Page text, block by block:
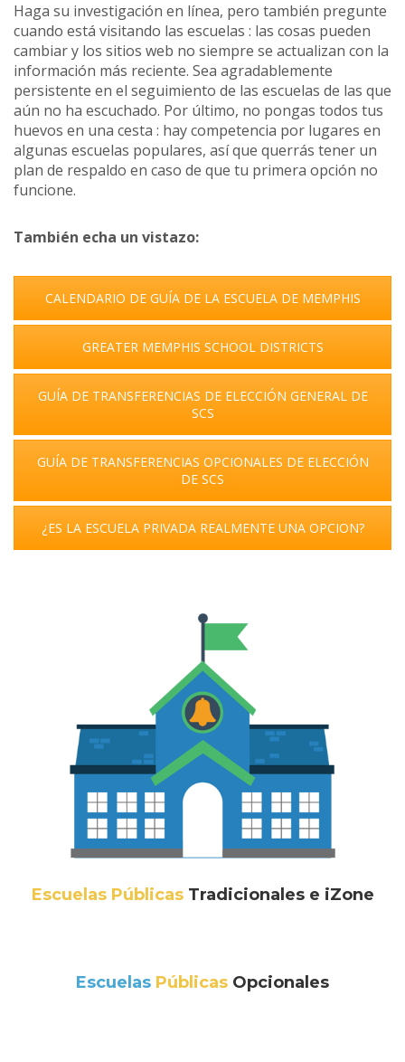
Haga su investigación en línea, pero también pregunte
cuando está visitando las escuelas : las cosas pueden
cambiar y los sitios web no siempre se actualizan con la
información más reciente. Sea agradablemente
persistente en el seguimiento de las escuelas de las que
aún no ha escuchado. Por último, no pongas todos tus
huevos en una cesta : hay competencia por lugares en
algunas escuelas populares, así que querrás tener un
plan de respaldo en caso de que tu primera opción no
funcione.
También echa un vistazo:
CALENDARIO DE GUÍA DE LA ESCUELA DE MEMPHIS
GREATER MEMPHIS SCHOOL DISTRICTS
GUÍA DE TRANSFERENCIAS DE ELECCIÓN GENERAL DE
SCS
GUÍA DE TRANSFERENCIAS OPCIONALES DE ELECCIÓN
DE SCS
¿ES LA ESCUELA PRIVADA REALMENTE UNA OPCION?
Escuelas Públicas Tradicionales e iZone
Escuelas Públicas Opcionales